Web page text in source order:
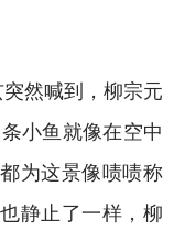
然喊到，柳宗元
小鱼就像在空中
为这景像啧啧称
静止了一样，柳